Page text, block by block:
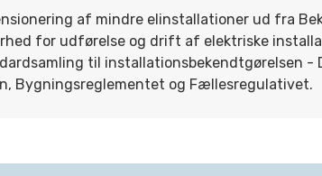
af mindre elinstallationer ud fra
for udførelse og drift af elektriske
til installationsbekendtgørelsen -
Bygningsreglementet og Fællesregulativet.